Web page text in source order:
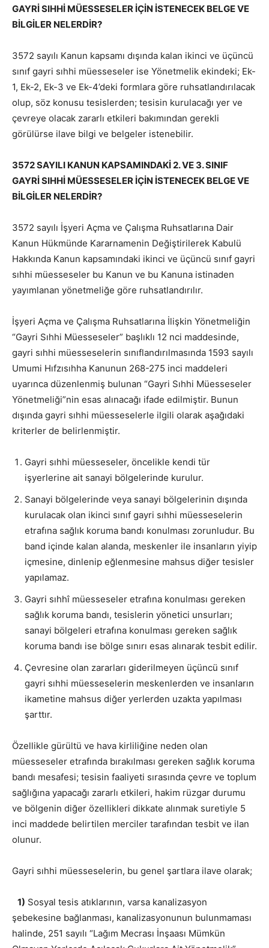
GAYRİ SIHHİ MÜESSESELER İÇİN İSTENECEK BELGE VE
BİLGİLER NELERDİR?
3572 sayılı Kanun kapsamı dışında kalan ikinci ve üçüncü
sınıf gayri sıhhi müesseseler ise Yönetmelik ekindeki; Ek-
1, Ek-2, Ek-3 ve Ek-4’deki formlara göre ruhsatlandırılacak
olup, söz konusu tesislerden; tesisin kurulacağı yer ve
çevreye olacak zararlı etkileri bakımından gerekli
görülürse ilave bilgi ve belgeler istenebilir.
3572 SAYILI KANUN KAPSAMINDAKİ 2. VE 3. SINIF
GAYRİ SIHHİ MÜESSESELER İÇİN İSTENECEK BELGE VE
BİLGİLER NELERDİR?
3572 sayılı İşyeri Açma ve Çalışma Ruhsatlarına Dair
Kanun Hükmünde Kararnamenin Değiştirilerek Kabulü
Hakkında Kanun kapsamındaki ikinci ve üçüncü sınıf gayri
sıhhi müesseseler bu Kanun ve bu Kanuna istinaden
yayımlanan yönetmeliğe göre ruhsatlandırılır.
İşyeri Açma ve Çalışma Ruhsatlarına İlişkin Yönetmeliğin
“Gayri Sıhhi Müesseseler” başlıklı 12 nci maddesinde,
gayri sıhhi müesseselerin sınıflandırılmasında 1593 sayılı
Umumi Hıfzısıhha Kanunun 268-275 inci maddeleri
uyarınca düzenlenmiş bulunan “Gayri Sıhhi Müesseseler
Yönetmeliği”nin esas alınacağı ifade edilmiştir. Bunun
dışında gayri sıhhi müesseselerle ilgili olarak aşağıdaki
kriterler de belirlenmiştir.
Gayri sıhhi müesseseler, öncelikle kendi tür
işyerlerine ait sanayi bölgelerinde kurulur.
Sanayi bölgelerinde veya sanayi bölgelerinin dışında
kurulacak olan ikinci sınıf gayri sıhhi müesseselerin
etrafına sağlık koruma bandı konulması zorunludur. Bu
band içinde kalan alanda, meskenler ile insanların yiyip
içmesine, dinlenip eğlenmesine mahsus diğer tesisler
yapılamaz.
Gayri sıhhî müesseseler etrafına konulması gereken
sağlık koruma bandı, tesislerin yönetici unsurları;
sanayi bölgeleri etrafına konulması gereken sağlık
koruma bandı ise bölge sınırı esas alınarak tesbit edilir.
Çevresine olan zararları giderilmeyen üçüncü sınıf
gayri sıhhi müesseselerin meskenlerden ve insanların
ikametine mahsus diğer yerlerden uzakta yapılması
şarttır.
Özellikle gürültü ve hava kirliliğine neden olan
müesseseler etrafında bırakılması gereken sağlık koruma
bandı mesafesi; tesisin faaliyeti sırasında çevre ve toplum
sağlığına yapacağı zararlı etkileri, hakim rüzgar durumu
ve bölgenin diğer özellikleri dikkate alınmak suretiyle 5
inci maddede belirtilen merciler tarafından tesbit ve ilan
olunur.
Gayri sıhhi müesseselerin, bu genel şartlara ilave olarak;
1) Sosyal tesis atıklarının, varsa kanalizasyon
şebekesine bağlanması, kanalizasyonunun bulunmaması
halinde, 251 sayılı “Lağım Mecrası İnşaası Mümkün